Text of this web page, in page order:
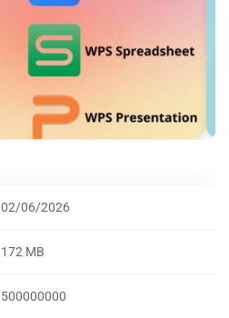
02/06/2026
172 MB
500000000